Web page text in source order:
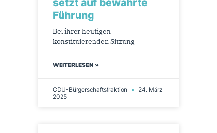
setzt auf bewährte
Führung
Bei ihrer heutigen
konstituierenden Sitzung
WEITERLESEN »
CDU-Bürgerschaftsfraktion
24. März
2025